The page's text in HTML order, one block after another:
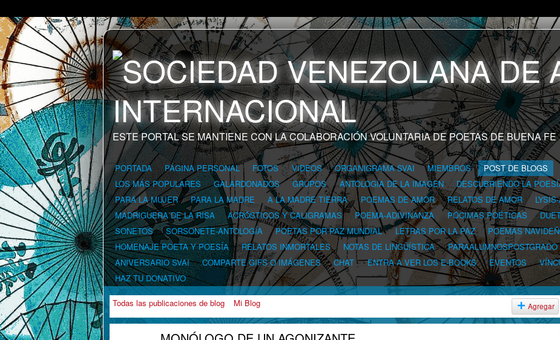
ESTE PORTAL SE MANTIENE CON LA COLABORACIÓN VOLUNTARIA DE POETAS DE BUENA FE
PORTADA PÁGINA PERSONAL FOTOS VIDEOS ORGANIGRAMA SVAI MIEMBROS POST DE BLOGS
LOS MÁS POPULARES
GALARDONADOS GRUPOS ANTOLOGÍA DE LA IMAGEN DESCUBRIENDO LA
PARA LA MUJER
PARA LA MADRE A LA MADRE TIERRA POEMAS DE AMOR RELATOS DE AMOR
MADRIGUERA DE LA RISA
ACRÓSTICOS Y CALIGRAMAS POEMA-ADIVINANZA PÓCIMAS POÉTICAS
SONETOS
SORSONETE-ANTOLOGÍA POETAS POR PAZ MUNDIAL LETRAS POR LA PAZ POEMAS
HOMENAJE POETA Y POESÍA
RELATOS INMORTALES NOTAS DE LINGÜÍSTICA PARAALUMNOSPOSTGRADO
ANIVERSARIO SVAI
COMPARTE GIFS O IMÁGENES CHAT ENTRA A VER LOS E-BOOKS EVENTOS
HAZ TU DONATIVO
Todas las publicaciones de blog Mi Blog Agregar